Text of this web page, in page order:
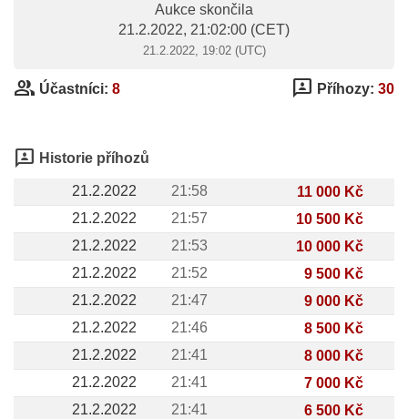
Aukce skončila
21.2.2022, 21:02:00 (CET)
21.2.2022, 19:02 (UTC)
group Účastníci: 8 3p Příhozy: 30
3p Historie příhozů
21.2.2022 21:58
11 000 Kč
21.2.2022
21:57
10 500 Kč
21.2.2022
21:53
10 000 Kč
21.2.2022
21:52
9 500 Kč
21.2.2022
21:47
9 000 Kč
21.2.2022
21:46
8 500 Kč
21.2.2022
21:41
8 000 Kč
21.2.2022
21:41
7 000 Kč
21.2.2022
21:41
6 500 Kč